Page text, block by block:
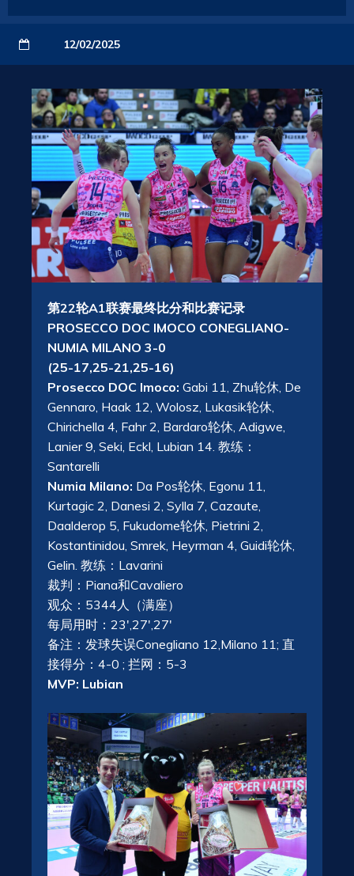
12/02/2025
第22轮A1联赛最终比分和比赛记录
PROSECCO DOC IMOCO CONEGLIANO-
NUMIA MILANO 3-0
(25-17,25-21,25-16)
Prosecco DOC Imoco: Gabi 11, Zhu轮休, De
Gennaro, Haak 12, Wolosz, Lukasik轮休,
Chirichella 4, Fahr 2, Bardaro轮休, Adigwe,
Lanier 9, Seki, Eckl, Lubian 14. 教练：
Santarelli
Numia Milano: Da Pos轮休, Egonu 11,
Kurtagic 2, Danesi 2, Sylla 7, Cazaute,
Daalderop 5, Fukudome轮休, Pietrini 2,
Kostantinidou, Smrek, Heyrman 4, Guidi轮休,
Gelin. 教练：Lavarini
裁判：Piana和Cavaliero
观众：5344人（满座）
每局用时：23′,27′,27′
备注：发球失误Conegliano 12,Milano 11; 直
接得分：4-0 ; 拦网：5-3
MVP: Lubian